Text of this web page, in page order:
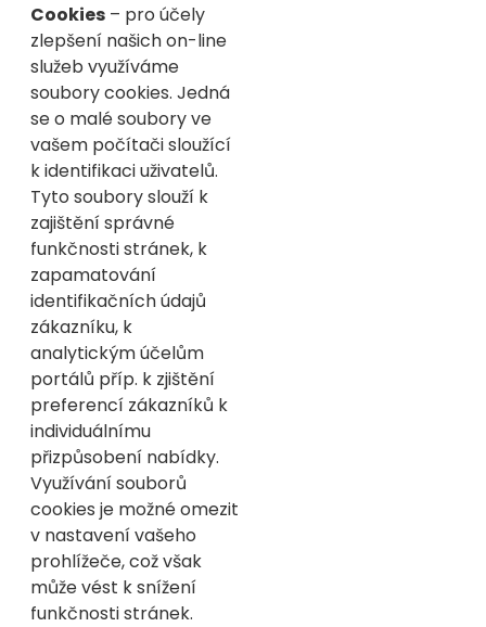
Cookies – pro účely
zlepšení našich on-line
služeb využíváme
soubory cookies. Jedná
se o malé soubory ve
vašem počítači sloužící
k identifikaci uživatelů.
Tyto soubory slouží k
zajištění správné
funkčnosti stránek, k
zapamatování
identifikačních údajů
zákazníku, k
analytickým účelům
portálů příp. k zjištění
preferencí zákazníků k
individuálnímu
přizpůsobení nabídky.
Využívání souborů
cookies je možné omezit
v nastavení vašeho
prohlížeče, což však
může vést k snížení
funkčnosti stránek.